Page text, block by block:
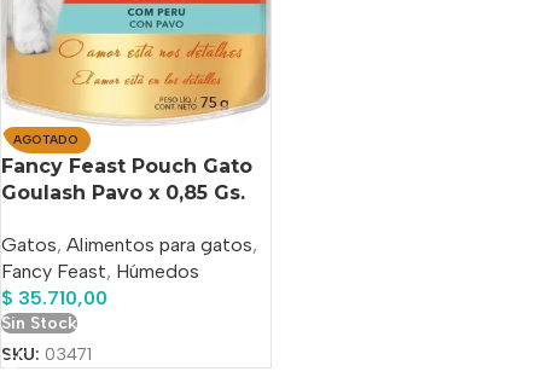
AGOTADO
Fancy Feast Pouch Gato
Goulash Pavo x 0,85 Gs.
Gatos, Alimentos para gatos,
Fancy Feast, Húmedos
$ 35.710,00
Sin Stock
SKU: 03471